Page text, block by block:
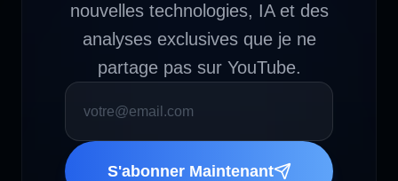
nouvelles technologies, IA et des
analyses exclusives que je ne
partage pas sur YouTube.
S'abonner Maintenant